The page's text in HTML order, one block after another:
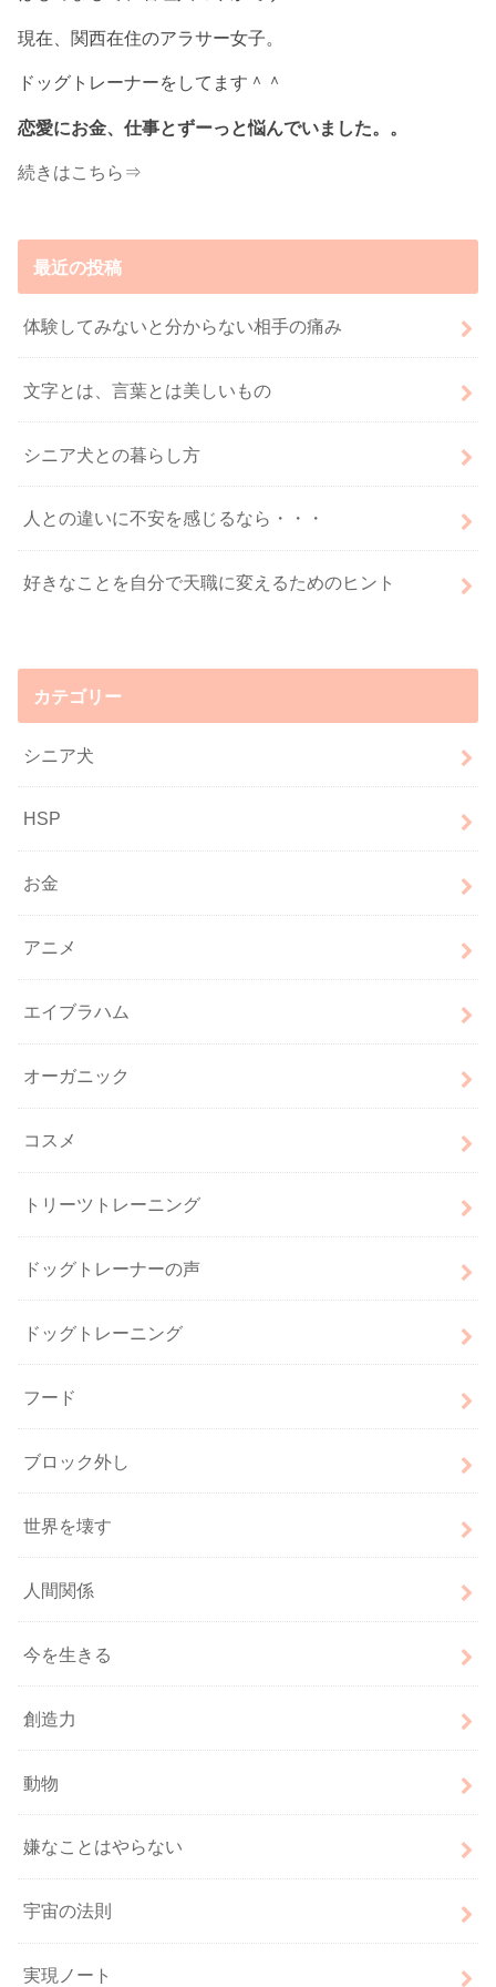
現在、関西在住のアラサー女子。
ドッグトレーナーをしてます＾＾
恋愛にお金、仕事とずーっと悩んでいました。。
続きはこちら⇒
最近の投稿
体験してみないと分からない相手の痛み
文字とは、言葉とは美しいもの
シニア犬との暮らし方
人との違いに不安を感じるなら・・・
好きなことを自分で天職に変えるためのヒント
カテゴリー
シニア犬
HSP
お金
アニメ
エイブラハム
オーガニック
コスメ
トリーツトレーニング
ドッグトレーナーの声
ドッグトレーニング
フード
ブロック外し
世界を壊す
人間関係
今を生きる
創造力
動物
嫌なことはやらない
宇宙の法則
実現ノート